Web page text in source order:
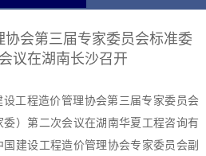
协会第三届专家委员会标准委
议在湖南长沙召开
工程造价管理协会第三届专家委员会
）第二次会议在湖南华夏工程咨询有
建设工程造价管理协会专家委员会副